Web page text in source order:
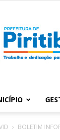
BOLETIM